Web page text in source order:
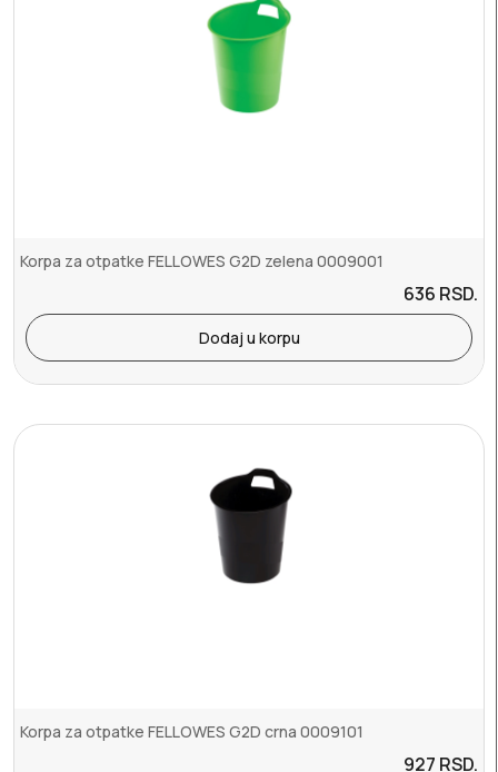
Korpa za otpatke FELLOWES G2D zelena 0009001
636 RSD.
Dodaj u korpu
Korpa za otpatke FELLOWES G2D crna 0009101
927 RSD.